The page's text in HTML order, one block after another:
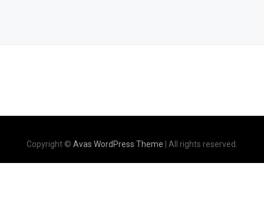
Copyright © Avas WordPress Theme | All rights reserved.